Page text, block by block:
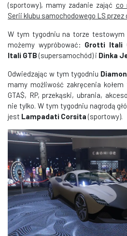
(sportowy), mamy zadanie zająć co
Serii klubu samochodowego LS przez
W tym tygodniu na torze testowym
możemy wypróbować: Grotti Itali
Itali GTB(supersamochód) i Dinka
Odwiedzając w tym tygodniu
mamy możliwość zakręcenia
GTA$, RP, przekąski, ubrania,
nie tylko. W tym tygodniu nagrodą
jest Lampadati Corsita(sportowy).